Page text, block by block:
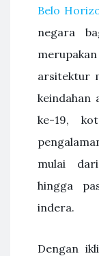
Belo
negara
arsitektur
keindahan
ke-19,
mulai
hingga
indera.
Dengan